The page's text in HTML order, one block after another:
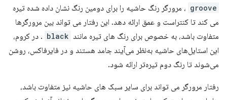
groove ، مرورگر رنگ حاشیه را برای دومین رنگ نشان داده شده تیره
می کند تا کنتراست و عمق ارائه دهد. این رفتار می تواند بین مرورگرها
متفاوت باشد، به خصوص برای رنگ های تیره مانند black . در کروم،
این استایل‌های حاشیه به‌نظر می‌آیند جامد هستند و در فایرفاکس، روشن
می‌شوند تا رنگ دوم تیره‌تر ارائه شود.
رفتار مرورگر می تواند برای سایر سبک های حاشیه نیز متفاوت باشد،